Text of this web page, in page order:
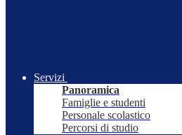
Servizi
Panoramica
Famiglie e studenti
Personale scolastico
Percorsi di studio